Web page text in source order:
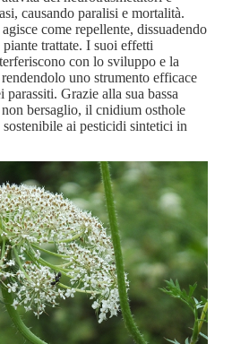
causando paralisi e mortalità.
come repellente, dissuadendo
trattate. I suoi effetti
con lo sviluppo e la
uno strumento efficace
Grazie alla sua bassa
bersaglio, il cnidium osthole
sostenibile ai pesticidi sintetici in